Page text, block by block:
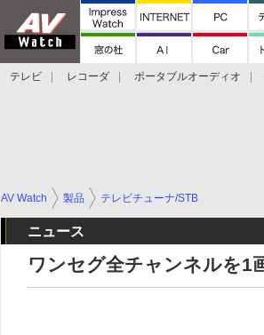
テレビ レコーダ ポータブルオーディオ
AV Watch 製品 テレビチューナ/STB
ニュース
ワンセグ全チャンネルを1